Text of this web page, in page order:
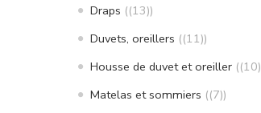
Draps (13)
Duvets, oreillers (11)
Housse de duvet et oreiller (10)
Matelas et sommiers (7)